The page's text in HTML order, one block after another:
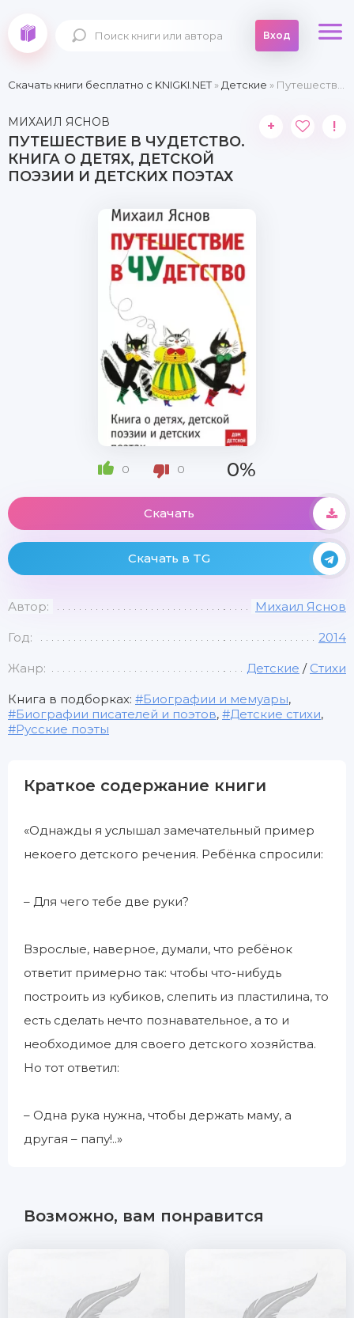
Вход
Скачать книги бесплатно c KNIGKI.NET» Детские » Путешествие в чудетство. Книга о детях, детской поэзии и детских поэтах
МИХАИЛ ЯСНОВ
ПУТЕШЕСТВИЕ В ЧУДЕТСТВО.
КНИГА О ДЕТЯХ, ДЕТСКОЙ
ПОЭЗИИ И ДЕТСКИХ ПОЭТАХ
+ !
0 0 0%
Скачать
Скачать в TG
Автор: Михаил Яснов
Год: 2014
Жанр: Детские / Стихи
Книга в подборках: Биографии и мемуары,
Биографии писателей и поэтов, Детские стихи,
Русские поэты
Краткое содержание книги
«Однажды я услышал замечательный пример
некоего детского речения. Ребёнка спросили:
– Для чего тебе две руки?
Взрослые, наверное, думали, что ребёнок
ответит примерно так: чтобы что-нибудь
построить из кубиков, слепить из пластилина, то
есть сделать нечто познавательное, а то и
необходимое для своего детского хозяйства.
Но тот ответил:
– Одна рука нужна, чтобы держать маму, а
другая – папу!..»
Возможно, вам понравится